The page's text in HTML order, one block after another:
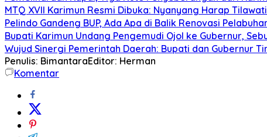
MTQ XVII Karimun Resmi Dibuka: Nyanyang Harap
Pelindo Gandeng BUP, Ada Apa di Balik Renovasi
Bupati Karimun Undang Pengemudi Ojol ke Gubernur,
Wujud Sinergi Pemerintah Daerah: Bupati dan Gubernur
Penulis: BimantaraEditor: Herman
Komentar